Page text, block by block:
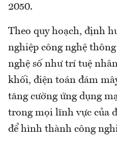
2050.
Theo quy hoạch, định
nghiệp công nghệ
nghệ số như trí tuệ
khối, điện toán đám
tăng cường ứng dụng
trong mọi lĩnh vực của
để hình thành công